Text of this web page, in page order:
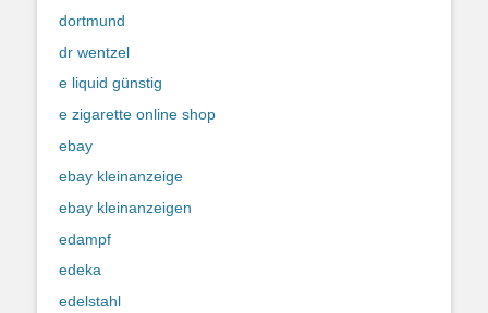
dortmund
dr wentzel
e liquid günstig
e zigarette online shop
ebay
ebay kleinanzeige
ebay kleinanzeigen
edampf
edeka
edelstahl